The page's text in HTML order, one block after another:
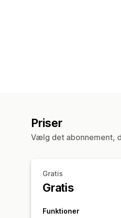
Priser
Vælg det abonnement,
Gratis
Gratis
Funktioner